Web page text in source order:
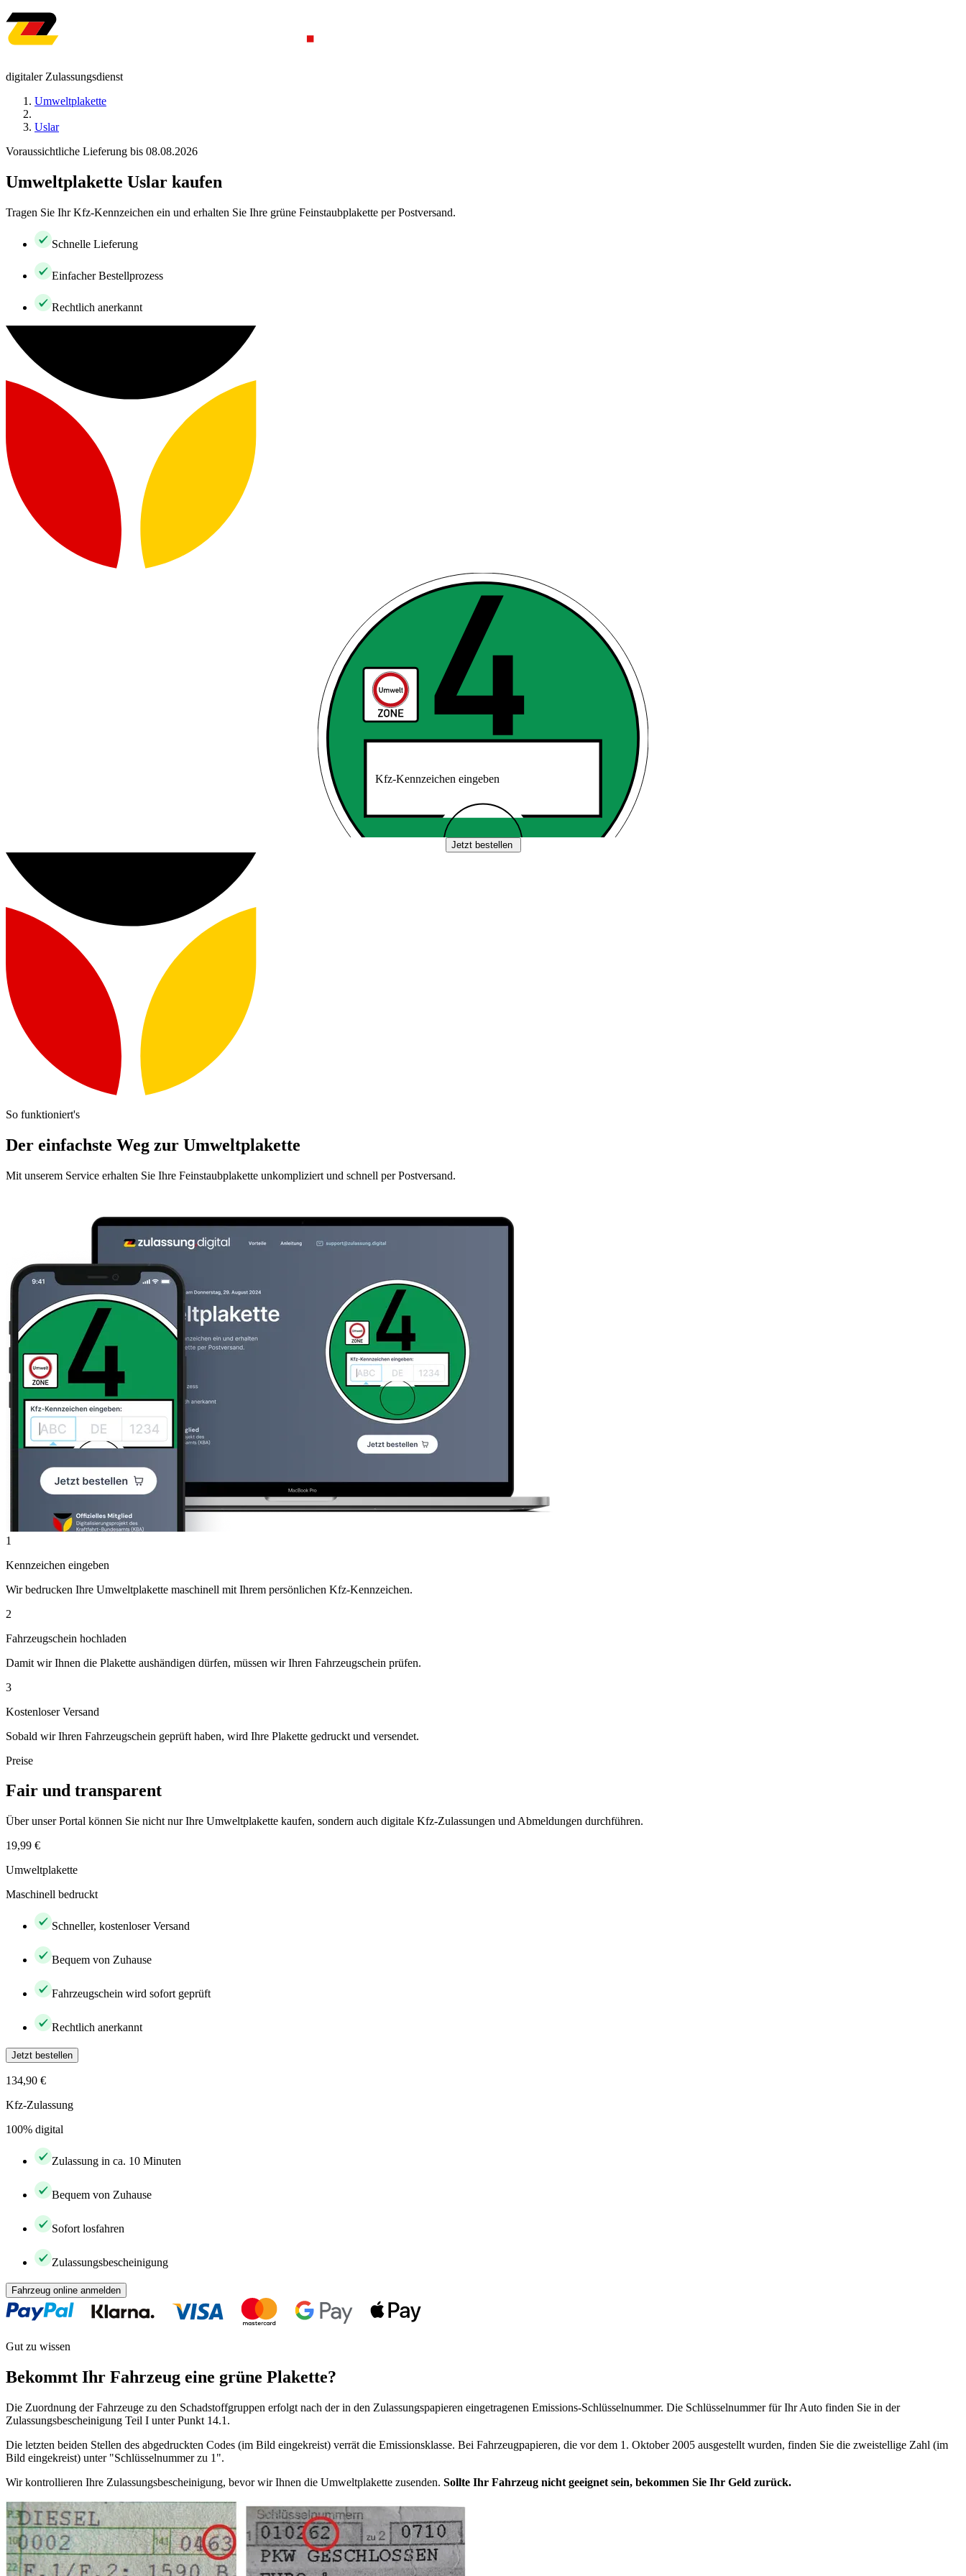
digitaler Zulassungsdienst
Umweltplakette
Uslar
Voraussichtliche Lieferung bis 08.08.2026
Umweltplakette Uslar kaufen
Tragen Sie Ihr Kfz-Kennzeichen ein und erhalten Sie Ihre grüne Feinstaubplakette per Postversand.
Schnelle Lieferung
Einfacher Bestellprozess
Rechtlich anerkannt
Kfz-Kennzeichen eingeben
Jetzt bestellen
So funktioniert's
Der einfachste Weg zur Umweltplakette
Mit unserem Service erhalten Sie Ihre Feinstaubplakette unkompliziert und schnell per Postversand.
1
Kennzeichen eingeben
Wir bedrucken Ihre Umweltplakette maschinell mit Ihrem persönlichen Kfz-Kennzeichen.
2
Fahrzeugschein hochladen
Damit wir Ihnen die Plakette aushändigen dürfen, müssen wir Ihren Fahrzeugschein prüfen.
3
Kostenloser Versand
Sobald wir Ihren Fahrzeugschein geprüft haben, wird Ihre Plakette gedruckt und versendet.
Preise
Fair und transparent
Über unser Portal können Sie nicht nur Ihre Umweltplakette kaufen, sondern auch digitale Kfz-Zulassungen und Abmeldungen durchführen.
19,99 €
Umweltplakette
Maschinell bedruckt
Schneller, kostenloser Versand
Bequem von Zuhause
Fahrzeugschein wird sofort geprüft
Rechtlich anerkannt
Jetzt bestellen
134,90 €
Kfz-Zulassung
100% digital
Zulassung in ca. 10 Minuten
Bequem von Zuhause
Sofort losfahren
Zulassungsbescheinigung
Fahrzeug online anmelden
Gut zu wissen
Bekommt Ihr Fahrzeug eine grüne Plakette?
Die Zuordnung der Fahrzeuge zu den Schadstoffgruppen erfolgt nach der in den Zulassungspapieren eingetragenen Emissions-Schlüsselnummer. Die Schlüsselnummer für Ihr Auto finden Sie in der
Zulassungsbescheinigung Teil I unter Punkt 14.1.
Die letzten beiden Stellen des abgedruckten Codes (im Bild eingekreist) verrät die Emissionsklasse. Bei Fahrzeugpapieren, die vor dem 1. Oktober 2005 ausgestellt wurden, finden Sie die zweistellige Zahl (im
Bild eingekreist) unter "Schlüsselnummer zu 1".
Wir kontrollieren Ihre Zulassungsbescheinigung, bevor wir Ihnen die Umweltplakette zusenden. Sollte Ihr Fahrzeug nicht geeignet sein, bekommen Sie Ihr Geld zurück.